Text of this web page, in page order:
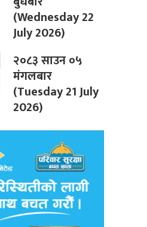
(Wednesday 22
July 2026)
२०८३ साउन ०५
मंगलबार
(Tuesday 21 July
2026)